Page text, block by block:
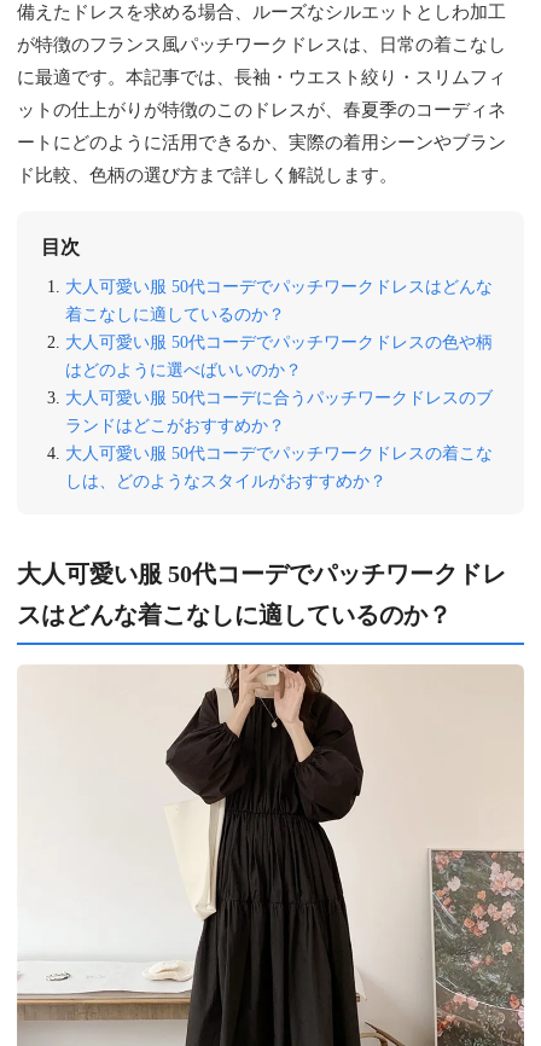
備えたドレスを求める場合、ルーズなシルエットとしわ加工
が特徴のフランス風パッチワークドレスは、日常の着こなし
に最適です。本記事では、長袖・ウエスト絞り・スリムフィ
ットの仕上がりが特徴のこのドレスが、春夏季のコーディネ
ートにどのように活用できるか、実際の着用シーンやブラン
ド比較、色柄の選び方まで詳しく解説します。
目次
大人可愛い服 50代コーデでパッチワークドレスはどんな
着こなしに適しているのか？
大人可愛い服 50代コーデでパッチワークドレスの色や柄
はどのように選べばいいのか？
大人可愛い服 50代コーデに合うパッチワークドレスのブ
ランドはどこがおすすめか？
大人可愛い服 50代コーデでパッチワークドレスの着こな
しは、どのようなスタイルがおすすめか？
大人可愛い服 50代コーデでパッチワークドレ
スはどんな着こなしに適しているのか？